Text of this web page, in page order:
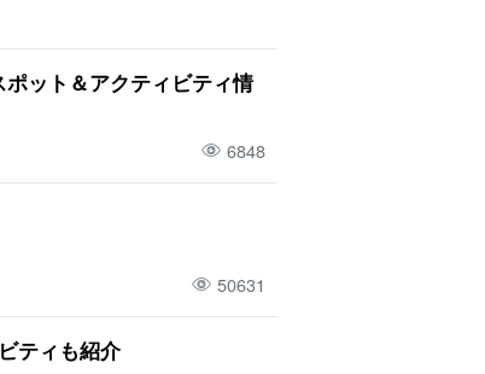
ット＆アクティビティ情
6848
50631
ティも紹介